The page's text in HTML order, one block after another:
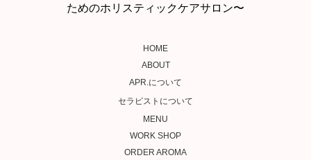
ためのホリスティックケアサロン〜
HOME
ABOUT
APR.について
セラピストについて
MENU
WORK SHOP
ORDER AROMA